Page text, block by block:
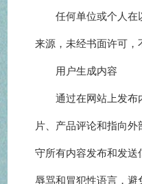
任何单位或个人在
来源，未经书面许可，
用户生成内容
通过在网站上发布
片、产品评论和指向
守所有内容发布和发
辱骂和冒犯性语言，避